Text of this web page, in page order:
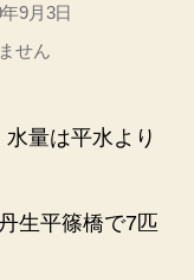
9月3日
せん
量は平水より
生平篠橋で7匹